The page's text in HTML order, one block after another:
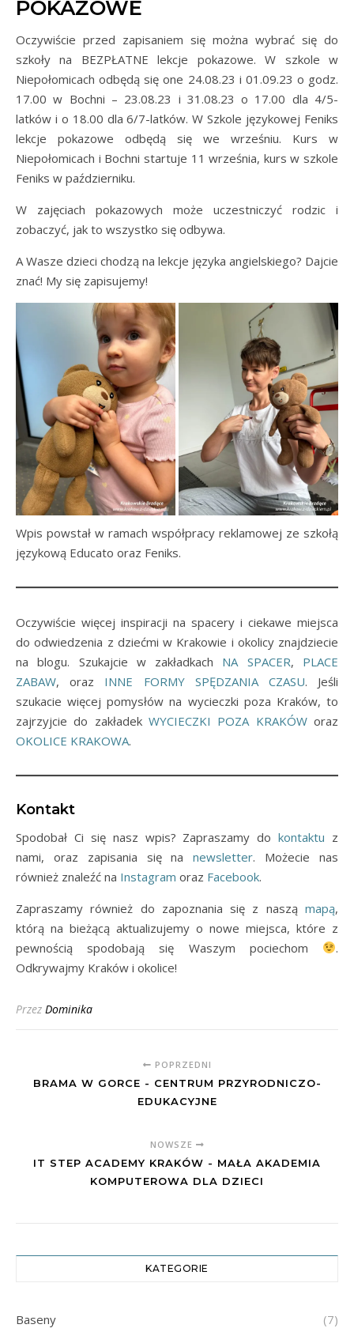
POKAZOWE
Oczywiście przed zapisaniem się można wybrać się do
szkoły na BEZPŁATNE lekcje pokazowe. W szkole w
Niepołomicach odbędą się one 24.08.23 i 01.09.23 o godz.
17.00 w Bochni – 23.08.23 i 31.08.23 o 17.00 dla 4/5-
latków i o 18.00 dla 6/7-latków. W Szkole językowej Feniks
lekcje pokazowe odbędą się we wrześniu. Kurs w
Niepołomicach i Bochni startuje 11 września, kurs w szkole
Feniks w październiku.
W zajęciach pokazowych może uczestniczyć rodzic i
zobaczyć, jak to wszystko się odbywa.
A Wasze dzieci chodzą na lekcje języka angielskiego? Dajcie
znać! My się zapisujemy!
Wpis powstał w ramach współpracy reklamowej ze szkołą
językową Educato oraz Feniks.
Oczywiście więcej inspiracji na spacery i ciekawe miejsca
do odwiedzenia z dziećmi w Krakowie i okolicy znajdziecie
na blogu. Szukajcie w zakładkach NA SPACER, PLACE
ZABAW, oraz INNE FORMY SPĘDZANIA CZASU. Jeśli
szukacie więcej pomysłów na wycieczki poza Kraków, to
zajrzyjcie do zakładek WYCIECZKI POZA KRAKÓWoraz
OKOLICE KRAKOWA.
Kontakt
Spodobał Ci się nasz wpis? Zapraszamy dokontaktu z
nami, oraz zapisania się nanewsletter. Możecie nas
również znaleźć na Instagram oraz Facebook.
Zapraszamy również do zapoznania się z naszą mapą,
którą na bieżącą aktualizujemy o nowe miejsca, które z
pewnością spodobają się Waszym pociechom
.
Odkrywajmy Kraków i okolice!
Przez Dominika
POPRZEDNI
BRAMA W GORCE - CENTRUM PRZYRODNICZO-
EDUKACYJNE
NOWSZE
IT STEP ACADEMY KRAKÓW - MAŁA AKADEMIA
KOMPUTEROWA DLA DZIECI
KATEGORIE
Baseny (7)